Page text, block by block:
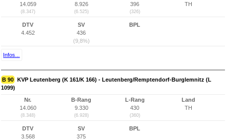
14.059
(8.347)
8.926
(6.525)
396
(326)
TH
DTV
4.452
SV
436
(9,8%)
BPL
Infos...
B 90 KVP Leutenberg (K 161/K 166) - Leutenberg/Remptendorf-Burglemnitz (L
1099)
Nr.
14.060
(8.348)
B-Rang
9.330
(6.928)
L-Rang
430
(360)
Land
TH
DTV
3.568
SV
375
BPL